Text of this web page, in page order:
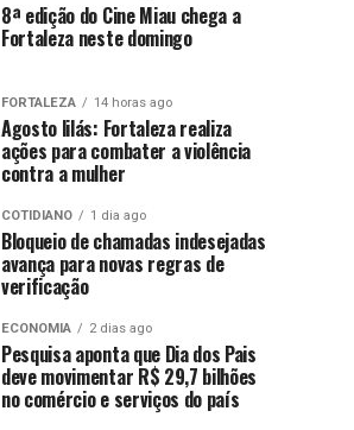
8ª edição do Cine Miau chega a
Fortaleza neste domingo
FORTALEZA 14 horas ago
Agosto lilás: Fortaleza realiza
ações para combater a violência
contra a mulher
COTIDIANO 1 dia ago
Bloqueio de chamadas indesejadas
avança para novas regras de
verificação
ECONOMIA 2 dias ago
Pesquisa aponta que Dia dos Pais
deve movimentar R$ 29,7 bilhões
no comércio e serviços do país